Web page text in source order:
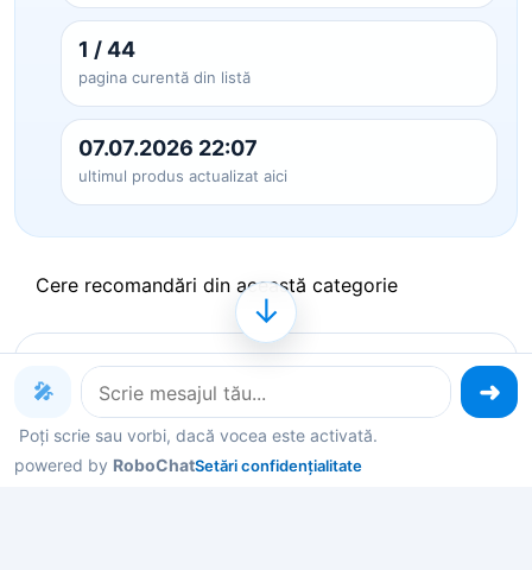
1 / 44
pagina curentă din listă
07.07.2026 22:07
ultimul produs actualizat aici
Cere recomandări din această categorie
Produse pe care le poți explora
acum
Deschide un produs ca să vezi detalii, sau spune-
🎤
Poți scrie sau vorbi, dacă vocea este activată.
powered by RoboChatSetări confidențialitate
↓